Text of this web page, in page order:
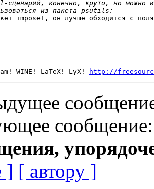
impose+, он лучше обходится с
WINE! LaTeX! LyX!
http://
] [ автору ]